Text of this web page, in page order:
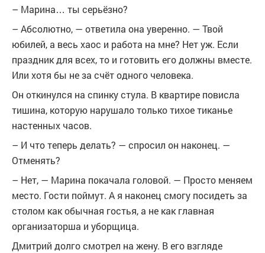
– Марина… ты серьёзно?
– Абсолютно, — ответила она уверенно. — Твой
юбилей, а весь хаос и работа на мне? Нет уж. Если
праздник для всех, то и готовить его должны вместе.
Или хотя бы не за счёт одного человека.
Он откинулся на спинку стула. В квартире повисла
тишина, которую нарушало только тихое тиканье
настенных часов.
– И что теперь делать? — спросил он наконец. —
Отменять?
– Нет, — Марина покачала головой. — Просто меняем
место. Гости поймут. А я наконец смогу посидеть за
столом как обычная гостья, а не как главная
организаторша и уборщица.
Дмитрий долго смотрел на жену. В его взгляде